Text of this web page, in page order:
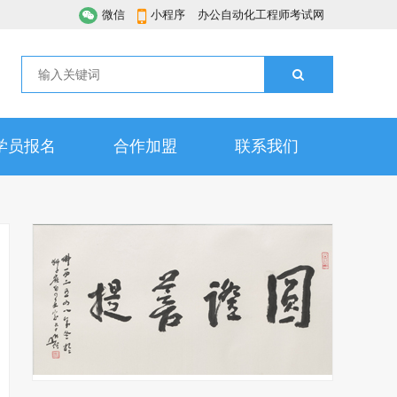
微信 小程序 办公自动化工程师考试网
员报名 合作加盟 联系我们